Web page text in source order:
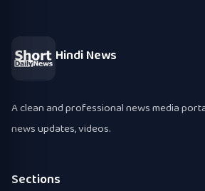
Hindi News
A clean and professional news media
news updates, videos.
Sections